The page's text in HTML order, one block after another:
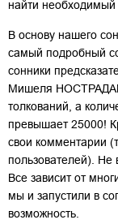
найти необходимый
В основу нашего
самый подробный
сонники
Мишеля
толкований, а
превышает 25000!
свои комментарии
пользователей). Не
Все зависит от
мы и запустили в
возможность.